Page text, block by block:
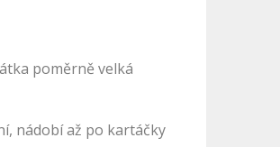
poměrně velká
nádobí až po kartáčky